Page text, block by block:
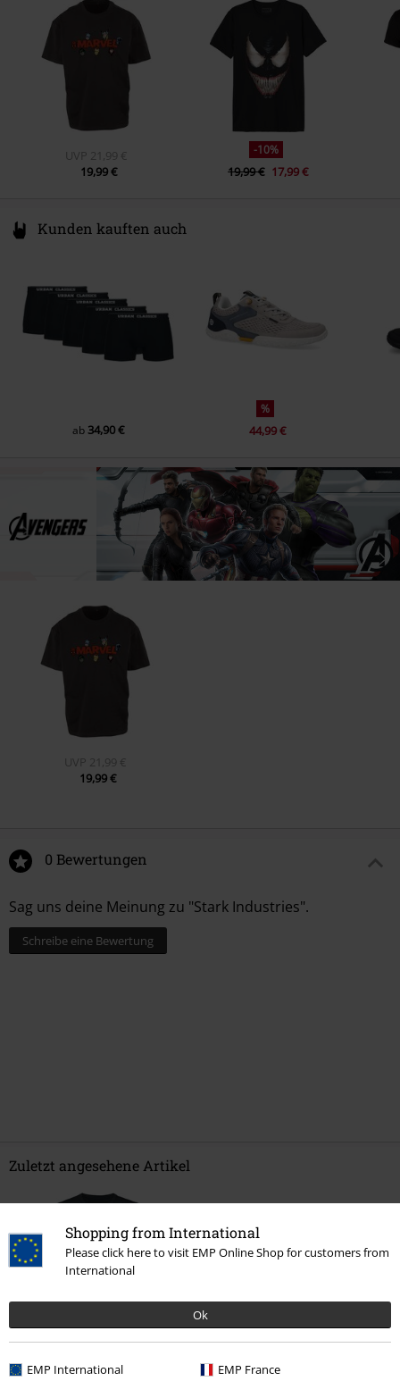
Shopping from International
Please click here to visit EMP Online Shop for customers from
International
Ok
EMP International EMP France
schwarz
Lightweight
info@heroesinc.eu
UVP 21,99 €
19,99 €
-10%
19,99 € 17,99 €
Kunden kauften auch
ab34,90 €
%
44,99 €
UVP 21,99 €
19,99 €
0 Bewertungen
Sag uns deine Meinung zu "Stark Industries".
Schreibe eine Bewertung
Zuletzt angesehene Artikel
19,99 €